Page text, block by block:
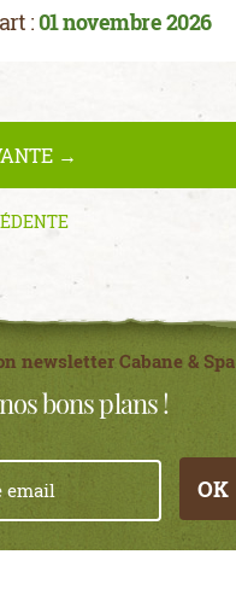
:01 novembre 2026
→
newsletter Cabane & Spa
bons plans !
OK